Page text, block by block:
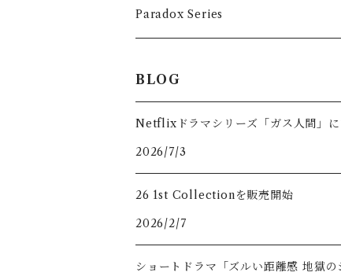
Long sleeve
T-shirts
Hoodie
Sweat
Accessory
Tops
Long Sleeve
Paradox Series
Long Sleeve
BLOG
Netflixドラマシリーズ「ガス人間」に
2026/7/3
26 1st Collectionを販売開始
2026/2/7
ショートドラマ「ズルい距離感 地獄